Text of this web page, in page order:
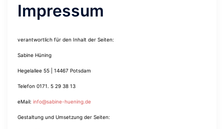
Impressum
verantwortlich für den Inhalt der Seiten:
Sabine Hüning
Hegelallee 55 | 14467 Potsdam
Telefon 0171. 5 29 38 13
eMail: info@sabine-huening.de
Gestaltung und Umsetzung der Seiten: